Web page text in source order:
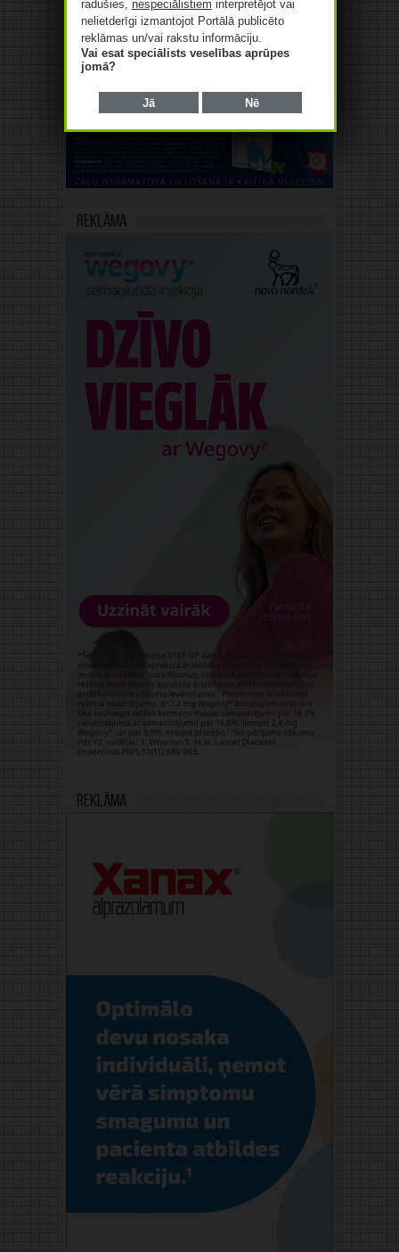
Reklāma
Reklāma
radušies, nespeciālistiem interpretējot vai
nelietderīgi izmantojot Portālā publicēto
reklāmas un/vai rakstu informāciju.
Vai esat speciālists veselības aprūpes
jomā?
Jā Nē